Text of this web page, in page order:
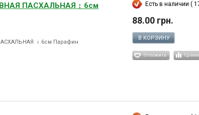
ПАСХАЛЬНАЯ ↕ 6см
↕ 6см Парафин
Есть в наличии (
88.00 грн.
В КОРЗИНУ